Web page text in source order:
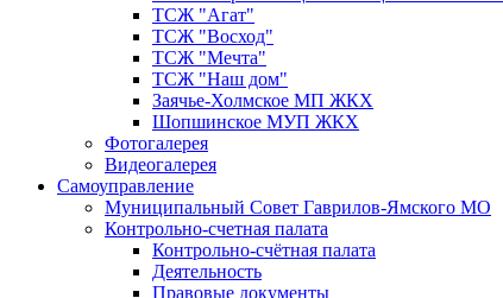
ТСЖ "Агат"
ТСЖ "Восход"
ТСЖ "Мечта"
ТСЖ "Наш дом"
Заячье-Холмское МП ЖКХ
Шопшинское МУП ЖКХ
Фотогалерея
Видеогалерея
Самоуправление
Муниципальный Совет Гаврилов-Ямского МО
Контрольно-счетная палата
Контрольно-счётная палата
Деятельность
Правовые документы